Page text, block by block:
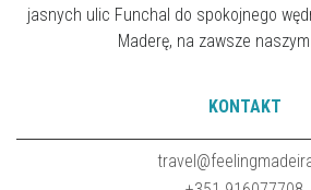
jasnych ulic Funchal do spokojnego
Maderę, na zawsze
KONTAKT